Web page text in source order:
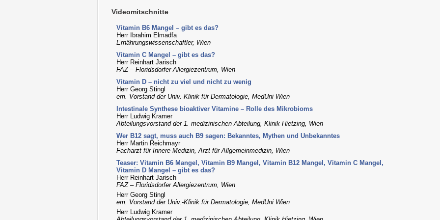
Videomitschnitte
Vitamin B6 Mangel – gibt es das?
Herr Ibrahim Elmadfa
Ernährungswissenschaftler, Wien
Vitamin C Mangel – gibt es das?
Herr Reinhart Jarisch
FAZ – Floridsdorfer Allergiezentrum, Wien
Vitamin D – nicht zu viel und nicht zu wenig
Herr Georg Stingl
em. Vorstand der Univ.-Klinik für Dermatologie, MedUni Wien
Intestinale Synthese bioaktiver Vitamine – Rolle des Mikrobioms
Herr Ludwig Kramer
Abteilungsvorstand der 1. medizinischen Abteilung, Klinik Hietzing, Wien
Wer B12 sagt, muss auch B9 sagen: Bekanntes, Mythen und Unbekanntes
Herr Martin Reichmayr
Facharzt für Innere Medizin, Arzt für Allgemeinmedizin, Wien
Teaser: Vitamin B6 Mangel, Vitamin B9 Mangel, Vitamin B12 Mangel, Vitamin C Mangel,
Vitamin D Mangel – gibt es das?
Herr Reinhart Jarisch
FAZ – Floridsdorfer Allergiezentrum, Wien
Herr Georg Stingl
em. Vorstand der Univ.-Klinik für Dermatologie, MedUni Wien
Herr Ludwig Kramer